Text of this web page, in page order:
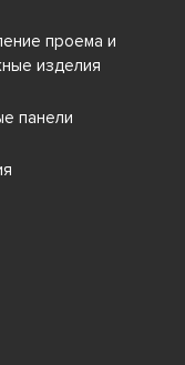
проема и
изделия
панели